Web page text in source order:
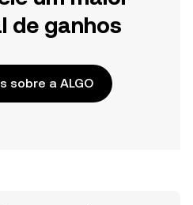
de ganhos
sobre a ALGO